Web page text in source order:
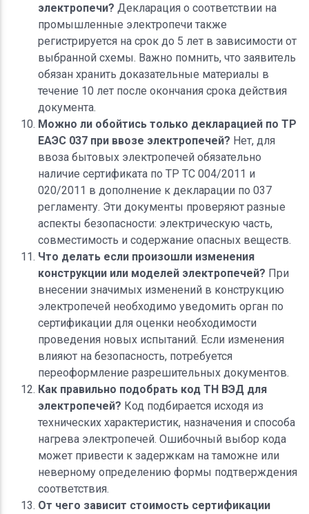
электропечи? Декларация о соответствии на
промышленные электропечи также
регистрируется на срок до 5 лет в зависимости от
выбранной схемы. Важно помнить, что заявитель
обязан хранить доказательные материалы в
течение 10 лет после окончания срока действия
документа.
Можно ли обойтись только декларацией по ТР
ЕАЭС 037 при ввозе электропечей? Нет, для
ввоза бытовых электропечей обязательно
наличие сертификата по ТР ТС 004/2011 и
020/2011 в дополнение к декларации по 037
регламенту. Эти документы проверяют разные
аспекты безопасности: электрическую часть,
совместимость и содержание опасных веществ.
Что делать если произошли изменения
конструкции или моделей электропечей? При
внесении значимых изменений в конструкцию
электропечей необходимо уведомить орган по
сертификации для оценки необходимости
проведения новых испытаний. Если изменения
влияют на безопасность, потребуется
переоформление разрешительных документов.
Как правильно подобрать код ТН ВЭД для
электропечей? Код подбирается исходя из
технических характеристик, назначения и способа
нагрева электропечей. Ошибочный выбор кода
может привести к задержкам на таможне или
неверному определению формы подтверждения
соответствия.
От чего зависит стоимость сертификации